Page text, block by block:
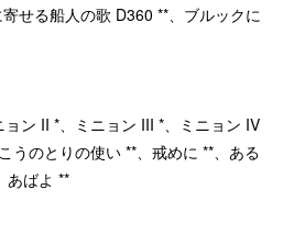
せる船人の歌 D360 **、ブルックに
ン II *、ミニョン III *、ミニョン IV
うのとりの使い **、戒めに **、ある
あばよ **